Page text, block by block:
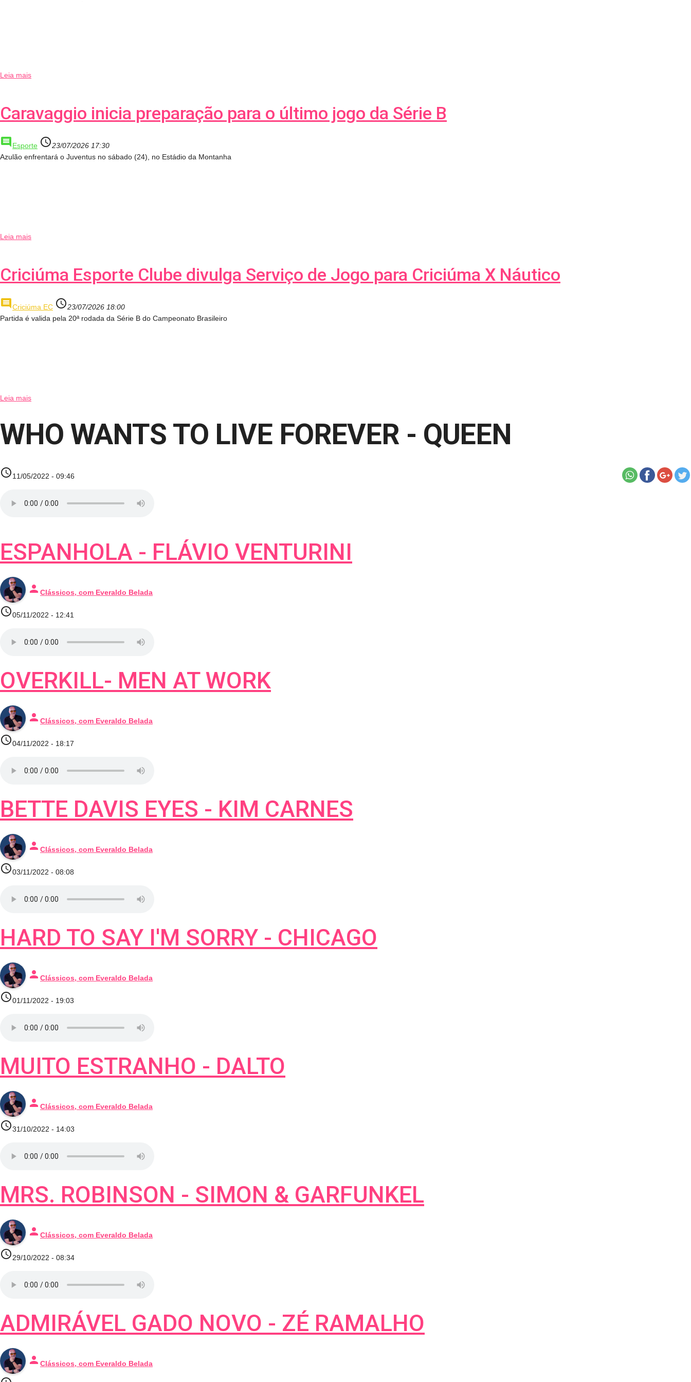
Leia mais
Caravaggio inicia preparação para o último jogo da Série B
comment Esporte access_time23/07/2026 17:30
Azulão enfrentará o Juventus no sábado (24), no Estádio da Montanha
Leia mais
Criciúma Esporte Clube divulga Serviço de Jogo para Criciúma X Náutico
commentCriciúma EC access_time23/07/2026 18:00
Partida é valida pela 20ª rodada da Série B do Campeonato Brasileiro
Leia mais
WHO WANTS TO LIVE FOREVER - QUEEN
access_time11/05/2022 - 09:46
ESPANHOLA - FLÁVIO VENTURINI
person Clássicos, com Everaldo Belada
access_time05/11/2022 - 12:41
OVERKILL- MEN AT WORK
person Clássicos, com Everaldo Belada
access_time04/11/2022 - 18:17
BETTE DAVIS EYES - KIM CARNES
person Clássicos, com Everaldo Belada
access_time03/11/2022 - 08:08
HARD TO SAY I'M SORRY - CHICAGO
person Clássicos, com Everaldo Belada
access_time01/11/2022 - 19:03
MUITO ESTRANHO - DALTO
person Clássicos, com Everaldo Belada
access_time31/10/2022 - 14:03
MRS. ROBINSON - SIMON & GARFUNKEL
person Clássicos, com Everaldo Belada
access_time29/10/2022 - 08:34
ADMIRÁVEL GADO NOVO - ZÉ RAMALHO
person Clássicos, com Everaldo Belada